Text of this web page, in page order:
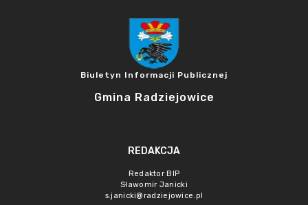
Biuletyn Informacji Publicznej
Gmina Radziejowice
REDAKCJA
Redaktor BIP
Sławomir Janicki
s.janicki@radziejowice.pl